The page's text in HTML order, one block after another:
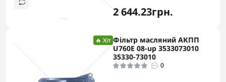
2 644.23грн.
🔥 Хіт Фільтр масляний АКПП
U760E 08-up 3533073010
35330-73010
0